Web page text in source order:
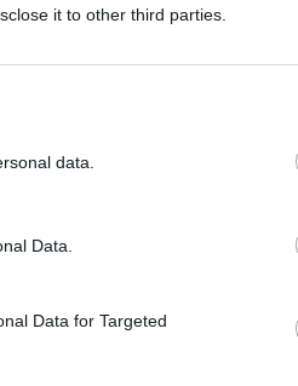
it to other third parties.
data.
Data.
Data for Targeted